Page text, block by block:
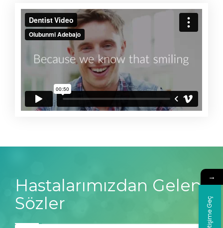
Hastalarımızdan Gelen
Sözler
→
İletişime Geç